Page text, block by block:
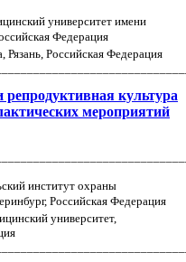
университет имени
Федерация
Рязань, Российская Федерация
репродуктивная культура
мероприятий
институт охраны
Российская Федерация
университет,